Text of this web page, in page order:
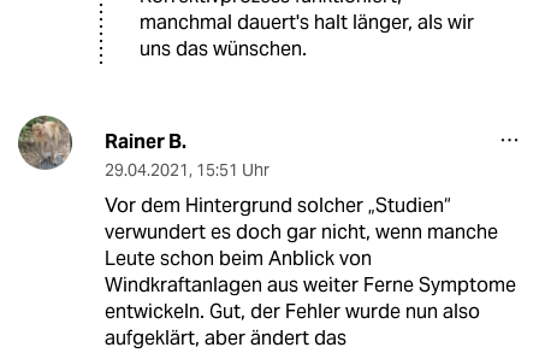
manchmal dauert's halt länger, als wir
uns das wünschen.
Rainer B.
29.04.2021, 15:51 Uhr
Vor dem Hintergrund solcher „Studien“
verwundert es doch gar nicht, wenn manche
Leute schon beim Anblick von
Windkraftanlagen aus weiter Ferne Symptome
entwickeln. Gut, der Fehler wurde nun also
aufgeklärt, aber ändert das